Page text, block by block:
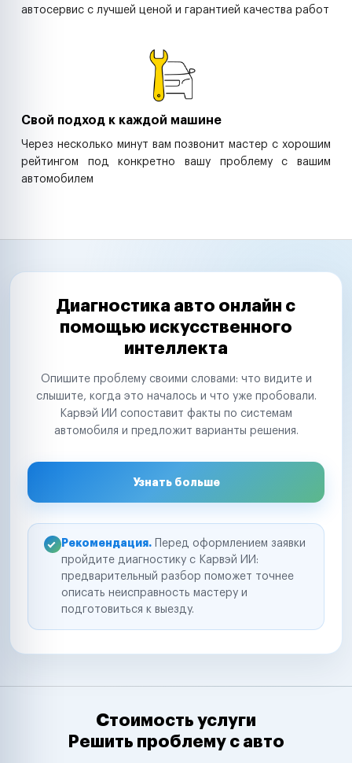
автосервис с лучшей ценой и гарантией качества работ
Свой подход к каждой машине
Через несколько минут вам позвонит мастер с хорошим
рейтингом под конкретно вашу проблему с вашим
автомобилем
Диагностика авто онлайн с
помощью искусственного
интеллекта
Опишите проблему своими словами: что видите и
слышите, когда это началось и что уже пробовали.
Карвэй ИИ сопоставит факты по системам
автомобиля и предложит варианты решения.
Узнать больше
Рекомендация. Перед оформлением заявки
пройдите диагностику с Карвэй ИИ:
предварительный разбор поможет точнее
описать неисправность мастеру и
подготовиться к выезду.
Стоимость услуги
Решить проблему с авто